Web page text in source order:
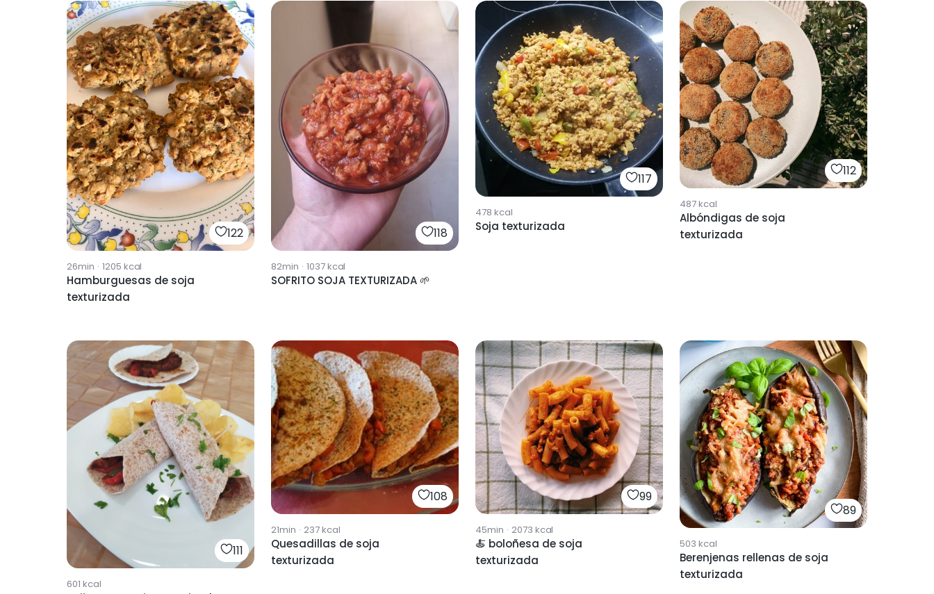
122
26min · 1205 kcal
Hamburguesas de soja
texturizada
118
82min · 1037kcal
SOFRITO SOJA TEXTURIZADA 🌱
117
478 kcal
Soja texturizada
112
487kcal
Albóndigas de soja
texturizada
111
601 kcal
108
21min · 237kcal
Quesadillas de soja
texturizada
99
45min · 2073 kcal
🍝 boloñesa de soja
texturizada
89
503 kcal
Berenjenas rellenas de soja
texturizada